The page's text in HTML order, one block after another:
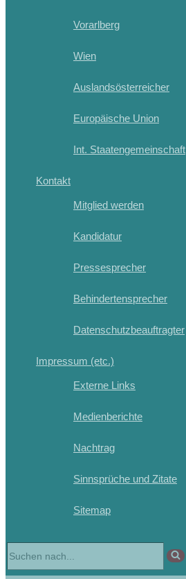
Vorarlberg
Wien
Auslandsösterreicher
Europäische Union
Int. Staatengemeinschaft
Kontakt
Mitglied werden
Kandidatur
Pressesprecher
Behindertensprecher
Datenschutzbeauftragter
Impressum (etc.)
Externe Links
Medienberichte
Nachtrag
Sinnsprüche und Zitate
Sitemap